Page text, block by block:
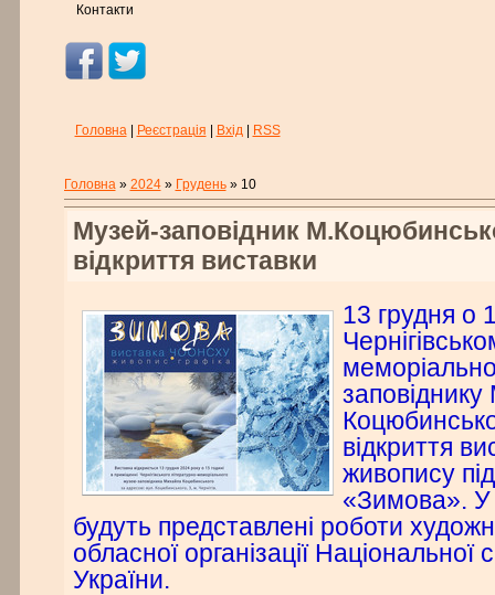
Контакти
Головна| Реєстрація Вхід| RSS
Головна» 2024 » Грудень » 10
Музей-заповідник
відкриття виставки
13 грудня о
відкриття
живопису
«Зимова». У
будуть представлені роботи
обласної організації Національної
України.